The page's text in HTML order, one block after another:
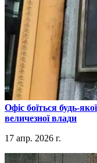
​Офіс боїться будь-
величезної влади
17 апр. 2026 г.